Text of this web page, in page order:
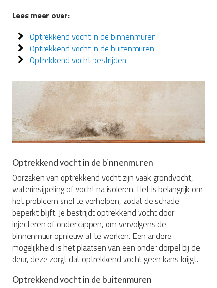
Lees meer over:
Optrekkend vocht in de binnenmuren
Optrekkend vocht in de buitenmuren
Optrekkend vocht bestrijden
Optrekkend vocht in de binnenmuren
Oorzaken van optrekkend vocht zijn vaak grondvocht,
waterinsijpeling of vocht na isoleren. Het is belangrijk om
het probleem snel te verhelpen, zodat de schade
beperkt blijft. Je bestrijdt optrekkend vocht door
injecteren of onderkappen, om vervolgens de
binnenmuur opnieuw af te werken. Een andere
mogelijkheid is het plaatsen van een onder dorpel bij de
deur, deze zorgt dat optrekkend vocht geen kans krijgt.
Optrekkend vocht in de buitenmuren